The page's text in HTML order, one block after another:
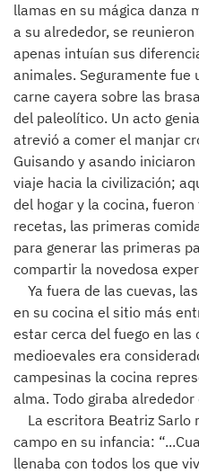
llamas en su mágica danza
a su alrededor, se
apenas intuían sus
animales. Seguramente fue
carne cayera sobre las
del paleolítico. Un acto
atrevió a comer el manjar
Guisando y asando
viaje hacia la civilización;
del hogar y la cocina,
recetas, las primeras
para generar las primeras
compartir la novedosa
Ya fuera de las cuevas,
en su cocina el sitio más
estar cerca del fuego en las
medioevales era
campesinas la cocina
alma. Todo giraba alrededor
La escritora Beatriz Sarlo
campo en su infancia:
llenaba con todos los que